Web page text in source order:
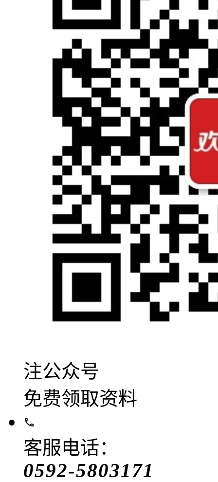
注公众号
免费领取资料
客服电话：
0592-5803171